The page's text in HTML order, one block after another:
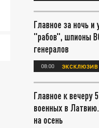
Главное за ночь и
"рабов", шпионы
генералов
08:00 ЭКСКЛЮЗИВ
Главное к вечеру
военных в
на осень